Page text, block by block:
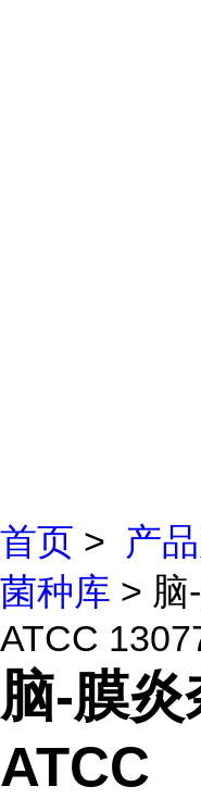
首页 > 产
菌种库 > 脑
ATCC
脑-膜
ATCC